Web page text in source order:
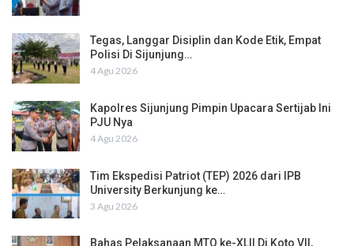
Tegas, Langgar Disiplin dan Kode Etik, Empat
Polisi Di Sijunjung…
4 Agu 2026
Kapolres Sijunjung Pimpin Upacara Sertijab Ini
PJU Nya
4 Agu 2026
Tim Ekspedisi Patriot (TEP) 2026 dari IPB
University Berkunjung ke…
3 Agu 2026
Bahas Pelaksanaan MTQ ke-XLII Di Koto VII,